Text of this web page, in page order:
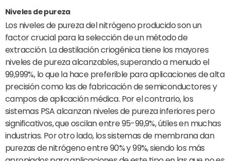
Niveles de pureza
Los niveles de pureza del nitrógeno producido son un
factor crucial para la selección de un método de
extracción. La destilación criogénica tiene los mayores
niveles de pureza alcanzables, superando a menudo el
99,999%, lo que la hace preferible para aplicaciones de alta
precisión como las de fabricación de semiconductores y
campos de aplicación médica. Por el contrario, los
sistemas PSA alcanzan niveles de pureza inferiores pero
significativos, que oscilan entre 95-99,9%, útiles en muchas
industrias. Por otro lado, los sistemas de membrana dan
purezas de nitrógeno entre 90% y 99%, siendo los más